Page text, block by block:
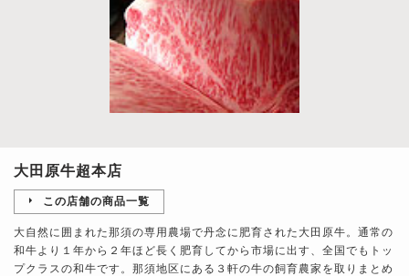
大田原牛超本店
この店舗の商品一覧
大自然に囲まれた那須の専用農場で丹念に肥育された大田原牛。通常の
和牛より１年から２年ほど長く肥育してから市場に出す、全国でもトッ
プクラスの和牛です。那須地区にある３軒の牛の飼育農家を取りまとめ